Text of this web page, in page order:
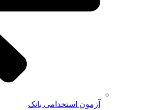
آزمون استخدامی بانک